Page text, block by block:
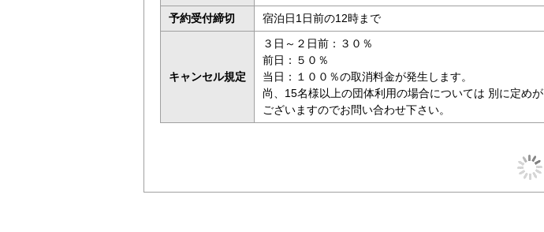
予約受付締切
宿泊日1日前の12時まで
キャンセル規定
３日～２日前：３０％
前日：５０％
当日：１００％の取消料金が発生します。
尚、15名様以上の団体利用の場合については 別に定めが
ございますのでお問い合わせ下さい。